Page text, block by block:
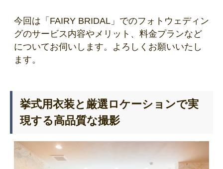
今回は「FAIRY BRIDAL」でのフォトウェディン
グのサービス内容やメリット、料金プランなど
についてお伺いします。よろしくお願いいたし
ます。
挙式用衣装と厳選ロケーションで実
現する高品質な撮影